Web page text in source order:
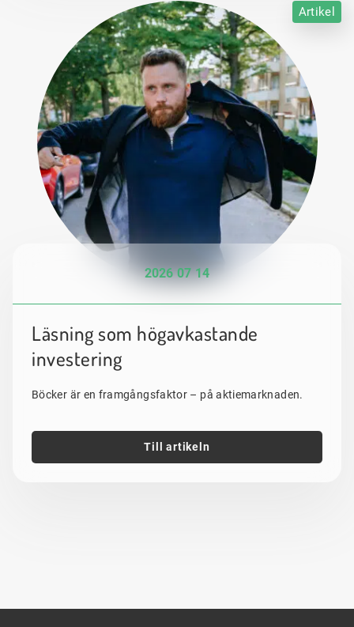
Artikel
2026 07 14
Läsning som högavkastande
investering
Böcker är en framgångsfaktor – på aktiemarknaden.
Till artikeln